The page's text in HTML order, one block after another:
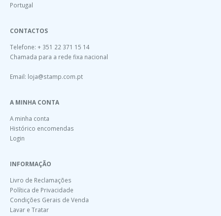
Portugal
CONTACTOS
Telefone: + 351 22 371 15 14
Chamada para a rede fixa nacional
Email: loja@stamp.com.pt
A MINHA CONTA
A minha conta
Histórico encomendas
Login
INFORMAÇÃO
Livro de Reclamações
Política de Privacidade
Condições Gerais de Venda
Lavar e Tratar